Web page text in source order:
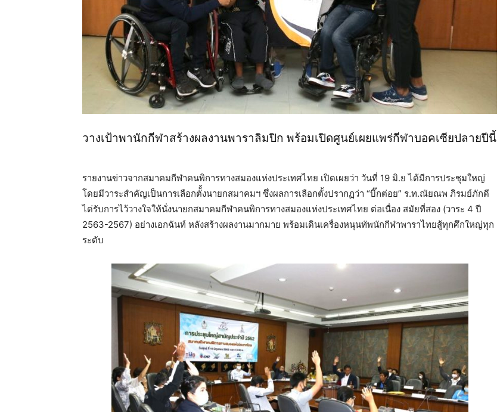
วางเป้าพานักกีฬาสร้างผลงานพาราลิมปิก พร้อมเปิดศูนย์เผยแพร่กีฬาบอคเซียปลายปีนี้
รายงานข่าวจากสมาคมกีฬาคนพิการทางสมองแห่งประเทศไทย เปิดเผยว่า วันที่ 19 มิ.ย ได้มีการประชุมใหญ่
โดยมีวาระสำคัญเป็นการเลือกตัั้งนายกสมาคมฯ ซึ่งผลการเลือกตั้งปรากฏว่า “บิ๊กต่อย” ร.ท.ณัยณพ ภิรมย์ภักดี
ได่รับการไว้วางใจให้นั่งนายกสมาคมกีฬาคนพิการทางสมองแห่งประเทศไทย ต่อเนื่อง สมัยที่สอง (วาระ 4 ปี
2563-2567) อย่างเอกฉันท์ หลังสร้างผลงานมากมาย พร้อมเดินเครื่องหนุนทัพนักกีฬาพาราไทยสู้ทุกศึกใหญ่ทุก
ระดับ